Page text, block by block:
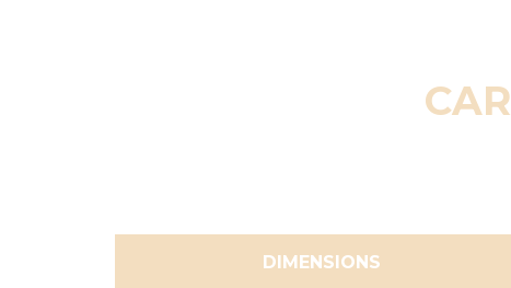
DIMENSIONS